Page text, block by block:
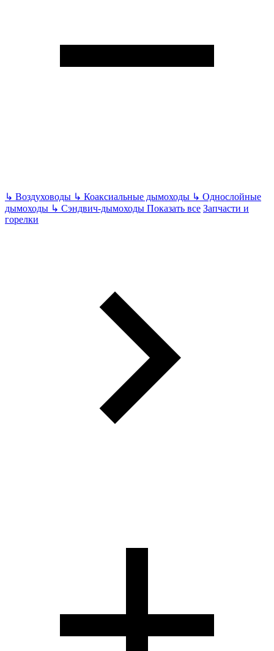
↳ Воздуховоды ↳ Коаксиальные дымоходы ↳ Однослойные
дымоходы ↳ Сэндвич-дымоходы Показать все Запчасти и
горелки